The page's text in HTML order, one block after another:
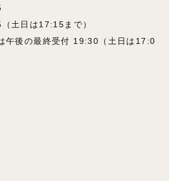
土日は17:15まで）
午後の最終受付 19:30（土日は17:0